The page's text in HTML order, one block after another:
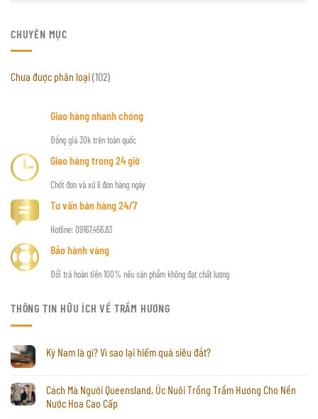
CHUYÊN MỤC
Chưa được phân loại(102)
Giao hàng nhanh chóng
Đồng giá 30k trên toàn quốc
Giao hàng trong 24 giờ
Chốt đơn và xử lí đơn hàng ngày
Tư vấn bán hàng 24/7
Hotline: 09167.456.83
Bảo hành vàng
Đổi trả hoàn tiền 100% nếu sản phẩm không đạt chất lượng
THÔNG TIN HỮU ÍCH VỀ TRẦM HƯƠNG
Kỳ Nam là gì? Vì sao lại hiếm quá siêu đắt?
Cách Mà Người Queensland, Úc Nuôi Trồng Trầm Hương Cho Nền
Nước Hoa Cao Cấp